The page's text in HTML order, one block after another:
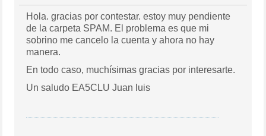
Hola. gracias por contestar. estoy muy pendiente
de la carpeta SPAM. El problema es que mi
sobrino me cancelo la cuenta y ahora no hay
manera.
En todo caso, muchísimas gracias por interesarte.
Un saludo EA5CLU Juan luis